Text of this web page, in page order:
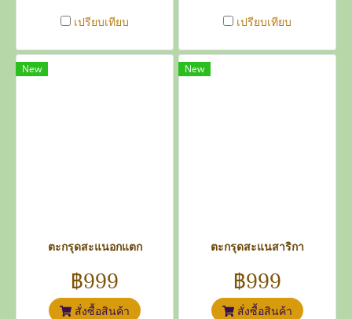
เปรียบเทียบ เปรียบเทียบ
New
ตะกรุดสะแนอกแตก
฿999
สั่งซื้อสินค้า
New
ตะกรุดสะแนสาริกา
฿999
สั่งซื้อสินค้า